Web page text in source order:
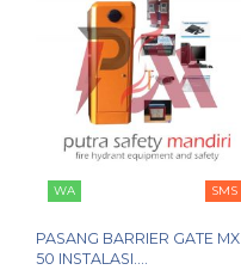
WA SMS
PASANG BARRIER GATE MX
50 INSTALASI....